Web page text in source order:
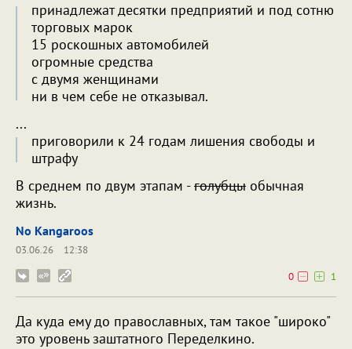
принадлежат десятки предприятий и под сотню
торговых марок
15 роскошных автомобилей
огромные средства
с двумя женщинами
ни в чем себе не отказывал.
...
приговорили к 24 годам лишения свободы и
штрафу
В среднем по двум этапам -голубцы обычная
жизнь.
No Kangaroos
03.06.26
12:38
0
1
Да куда ему до православных, там такое "широко"
это уровень заштатного Переделкино.